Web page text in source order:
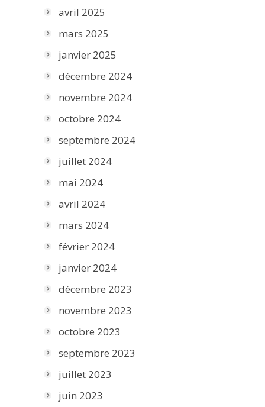
avril 2025
mars 2025
janvier 2025
décembre 2024
novembre 2024
octobre 2024
septembre 2024
juillet 2024
mai 2024
avril 2024
mars 2024
février 2024
janvier 2024
décembre 2023
novembre 2023
octobre 2023
septembre 2023
juillet 2023
juin 2023